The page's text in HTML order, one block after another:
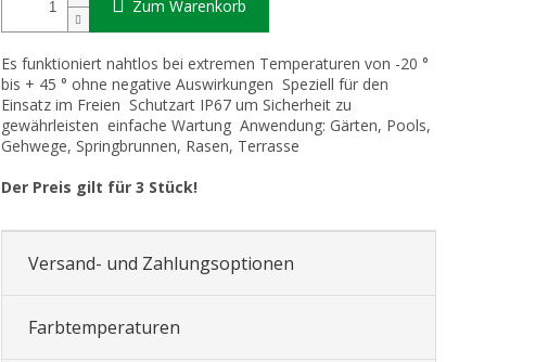
Zum Warenkorb
Es funktioniert nahtlos bei extremen Temperaturen von -20 °
bis + 45 ° ohne negative Auswirkungen Speziell für den
Einsatz im Freien Schutzart IP67 um Sicherheit zu
gewährleisten einfache Wartung Anwendung: Gärten, Pools,
Gehwege, Springbrunnen, Rasen, Terrasse
Der Preis gilt für 3 Stück!
Versand- und Zahlungsoptionen
Farbtemperaturen